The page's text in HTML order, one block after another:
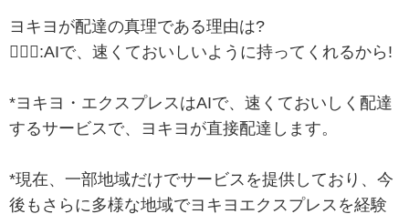
ヨキヨが配達の真理である理由は?
🙋🏻‍♀:AIで、速くておいしいように持ってくれるから!
*ヨキヨ・エクスプレスはAIで、速くておいしく配達
するサービスで、ヨキヨが直接配達します。
*現在、一部地域だけでサービスを提供しており、今
後もさらに多様な地域でヨキヨエクスプレスを経験